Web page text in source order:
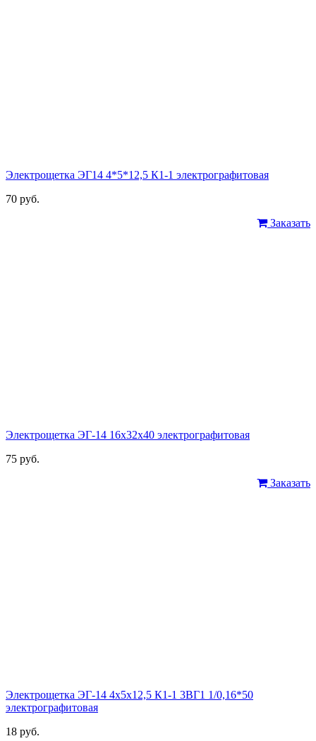
Электрощетка ЭГ14 4*5*12,5 К1-1 электрографитовая
70 руб.
Заказать
Электрощетка ЭГ-14 16x32x40 электрографитовая
75 руб.
Заказать
Электрощетка ЭГ-14 4х5х12,5 К1-1 3ВГ1 1/0,16*50
электрографитовая
18 руб.